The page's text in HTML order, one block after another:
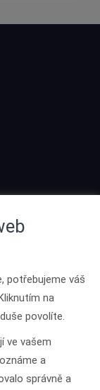
potřebujeme váš
na
povolíte.
ve vašem
a
správně a